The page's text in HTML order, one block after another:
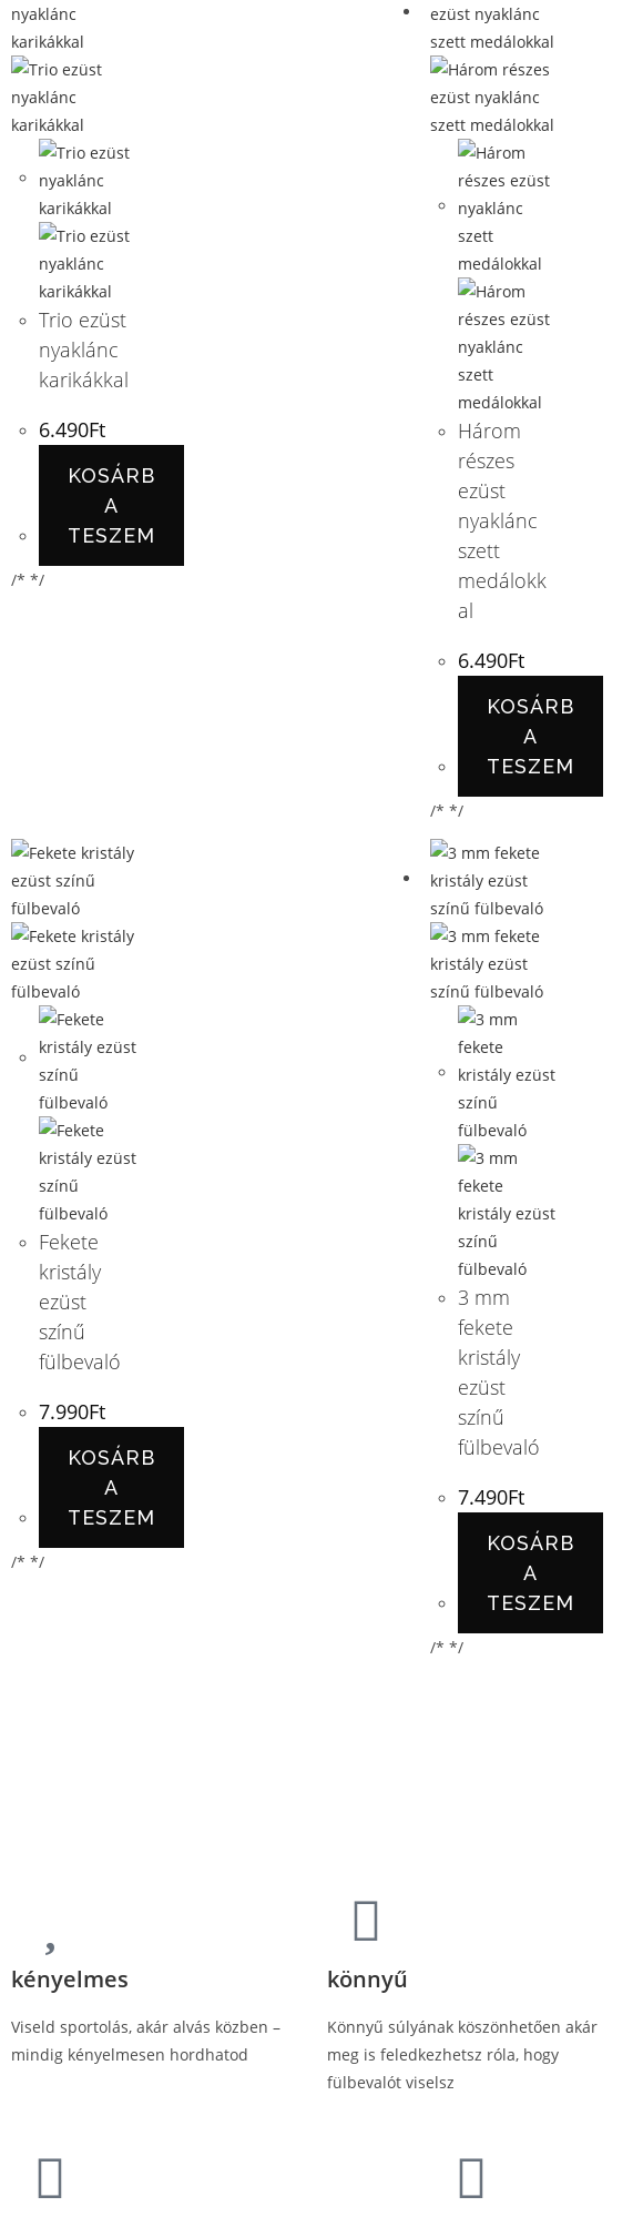
Trio ezüst
nyaklánc
karikákkal
6.490Ft
KOSÁRB
A
TESZEM
/* */
Három
részes
ezüst
nyaklánc
szett
medálokk
al
6.490Ft
KOSÁRB
A
TESZEM
/* */
Fekete
kristály
ezüst
színű
fülbevaló
7.990Ft
KOSÁRB
A
TESZEM
/* */
3 mm
fekete
kristály
ezüst
színű
fülbevaló
7.490Ft
KOSÁRB
A
TESZEM
/* */
kényelmes
Viseld sportolás, akár alvás közben –
mindig kényelmesen hordhatod
könnyű
Könnyű súlyának köszönhetően akár
meg is feledkezhetsz róla, hogy
fülbevalót viselsz